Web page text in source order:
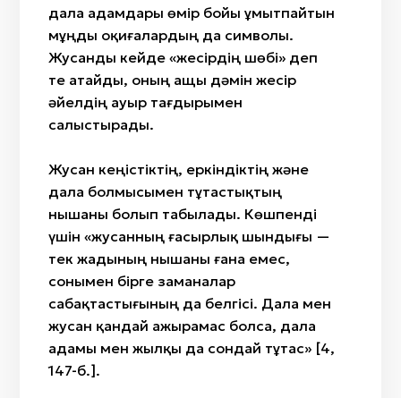
дала адамдары өмір бойы ұмытпайтын
мұңды оқиғалардың да символы.
Жусанды кейде «жесірдің шөбі» деп
те атайды, оның ащы дәмін жесір
әйелдің ауыр тағдырымен
салыстырады.
Жусан кеңістіктің, еркіндіктің және
дала болмысымен тұтастықтың
нышаны болып табылады. Көшпенді
үшін «жусанның ғасырлық шындығы —
тек жадының нышаны ғана емес,
сонымен бірге заманалар
сабақтастығының да белгісі. Дала мен
жусан қандай ажырамас болса, дала
адамы мен жылқы да сондай тұтас» [4,
147-б.].